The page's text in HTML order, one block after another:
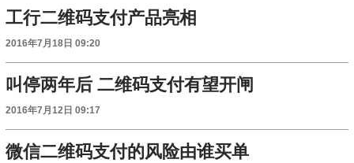
工行二维码支付产品亮相
2016年7月18日 09:20
叫停两年后 二维码支付有望开闸
2016年7月12日 09:17
微信二维码支付的风险由谁买单